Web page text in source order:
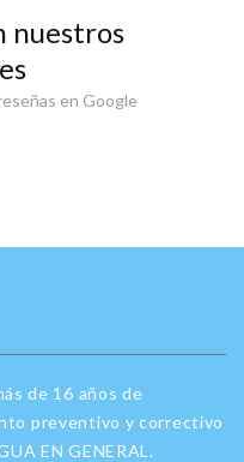
nuestros
en Google
de 16 años de
preventivo y correctivo
EN GENERAL.